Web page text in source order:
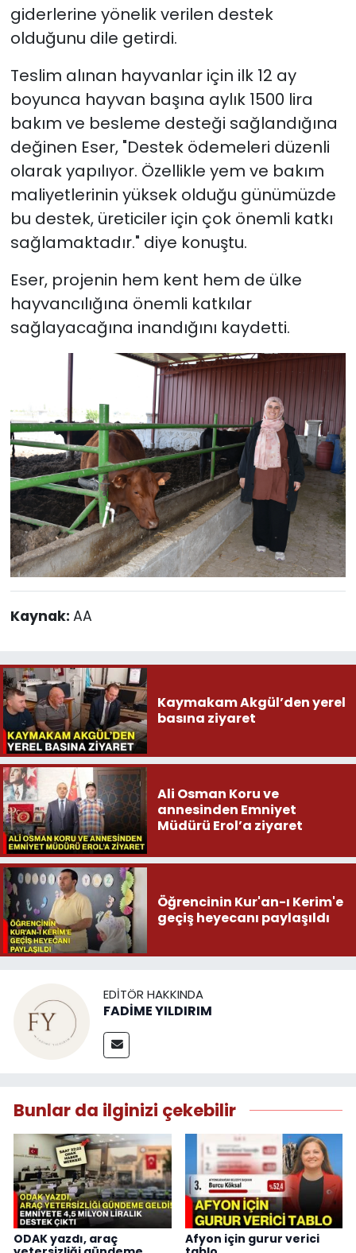
giderlerine yönelik verilen destek
olduğunu dile getirdi.
Teslim alınan hayvanlar için ilk 12 ay
boyunca hayvan başına aylık 1500 lira
bakım ve besleme desteği sağlandığına
değinen Eser, "Destek ödemeleri düzenli
olarak yapılıyor. Özellikle yem ve bakım
maliyetlerinin yüksek olduğu günümüzde
bu destek, üreticiler için çok önemli katkı
sağlamaktadır." diye konuştu.
Eser, projenin hem kent hem de ülke
hayvancılığına önemli katkılar
sağlayacağına inandığını kaydetti.
Kaynak: AA
Kaymakam Akgül’den yerel
basına ziyaret
Ali Osman Koru ve
annesinden Emniyet
Müdürü Erol’a ziyaret
Öğrencinin Kur'an-ı Kerim'e
geçiş heyecanı paylaşıldı
EDITÖR HAKKINDA
FADİME YILDIRIM
Bunlar da ilginizi çekebilir
ODAK yazdı, araç
Afyon için gurur verici